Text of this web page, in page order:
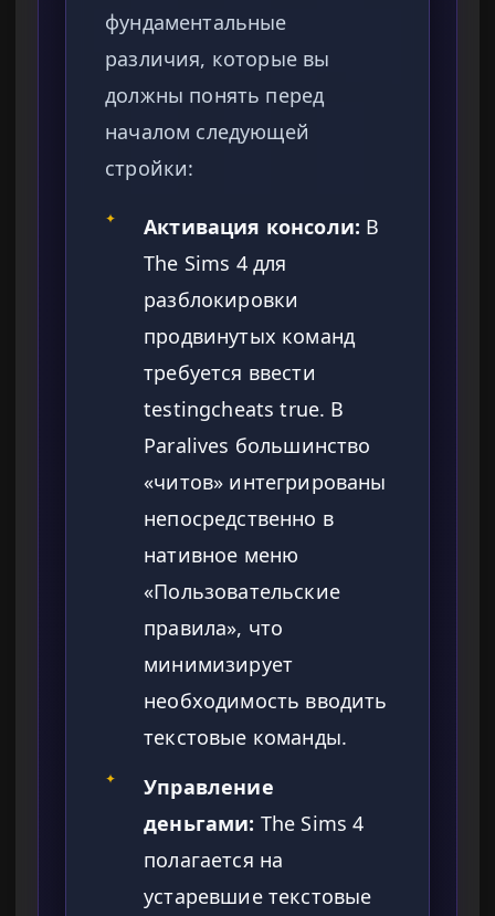
фундаментальные
различия, которые вы
должны понять перед
началом следующей
стройки:
✦ Активация консоли: В
The Sims 4 для
разблокировки
продвинутых команд
требуется ввести
testingcheats true. В
Paralives большинство
«читов» интегрированы
непосредственно в
нативное меню
«Пользовательские
правила», что
минимизирует
необходимость вводить
текстовые команды.
✦
Управление
деньгами: The Sims 4
полагается на
устаревшие текстовые